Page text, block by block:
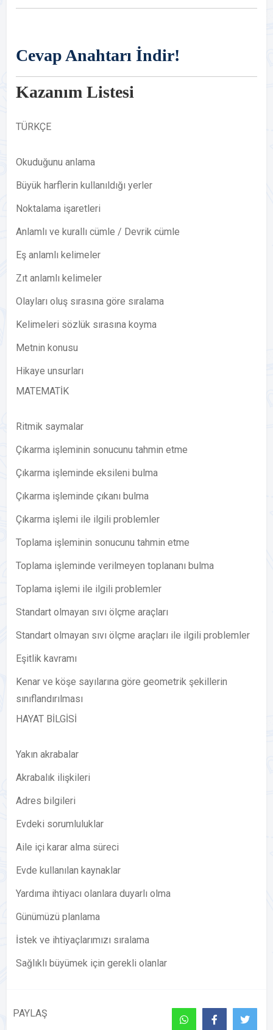
Cevap Anahtarı İndir!
Kazanım Listesi
TÜRKÇE
Okuduğunu anlama
Büyük harflerin kullanıldığı yerler
Noktalama işaretleri
Anlamlı ve kurallı cümle / Devrik cümle
Eş anlamlı kelimeler
Zıt anlamlı kelimeler
Olayları oluş sırasına göre sıralama
Kelimeleri sözlük sırasına koyma
Metnin konusu
Hikaye unsurları
MATEMATİK
Ritmik saymalar
Çıkarma işleminin sonucunu tahmin etme
Çıkarma işleminde eksileni bulma
Çıkarma işleminde çıkanı bulma
Çıkarma işlemi ile ilgili problemler
Toplama işleminin sonucunu tahmin etme
Toplama işleminde verilmeyen toplananı bulma
Toplama işlemi ile ilgili problemler
Standart olmayan sıvı ölçme araçları
Standart olmayan sıvı ölçme araçları ile ilgili problemler
Eşitlik kavramı
Kenar ve köşe sayılarına göre geometrik şekillerin
sınıflandırılması
HAYAT BİLGİSİ
Yakın akrabalar
Akrabalık ilişkileri
Adres bilgileri
Evdeki sorumluluklar
Aile içi karar alma süreci
Evde kullanılan kaynaklar
Yardıma ihtiyacı olanlara duyarlı olma
Günümüzü planlama
İstek ve ihtiyaçlarımızı sıralama
Sağlıklı büyümek için gerekli olanlar
PAYLAŞ